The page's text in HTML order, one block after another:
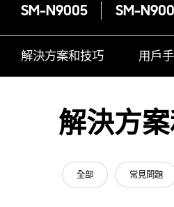
SM-N9005 SM-
解決方案和技巧 用戶
解決方
全部 常見問題